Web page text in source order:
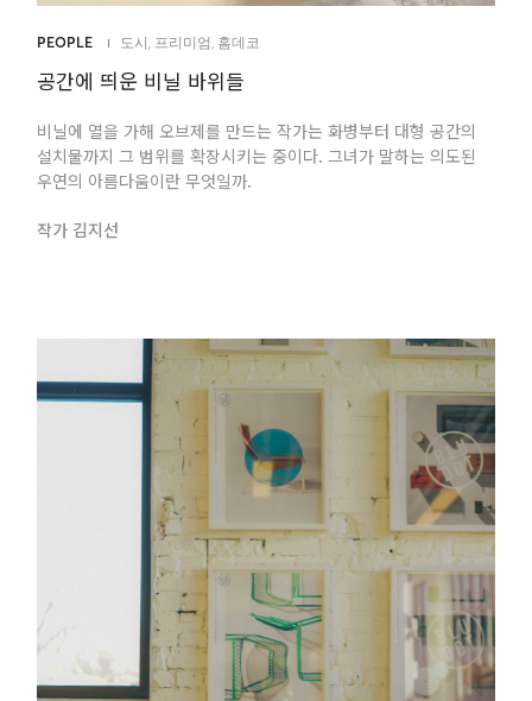
PEOPLE 도시, 프리미엄, 홈데코
공간에 띄운 비닐 바위들
비닐에 열을 가해 오브제를 만드는 작가는 화병부터 대형 공간의
설치물까지 그 범위를 확장시키는 중이다. 그녀가 말하는 의도된
우연의 아름다움이란 무엇일까.
작가 김지선